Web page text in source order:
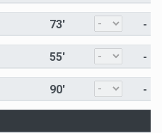
73' -
55' -
90' -